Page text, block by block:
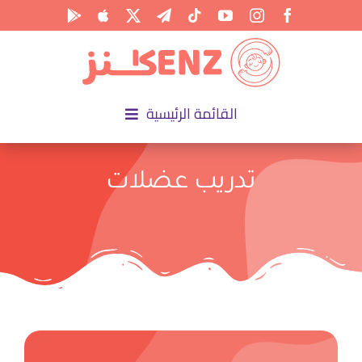
القائمة الرئيسية
المقالات
تدريب عضلات